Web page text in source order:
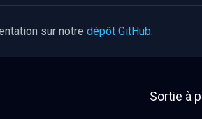
sur notre dépôt GitHub.
Sortie à